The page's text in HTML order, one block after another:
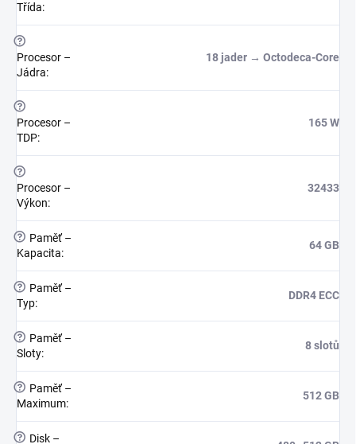
Třída:
?
Procesor –
Jádra:
18 jader → Octodeca-Core
?
Procesor –
TDP:
165 W
?
Procesor –
Výkon:
32433
?
Paměť –
Kapacita:
64 GB
?
Paměť –
Typ:
DDR4 ECC
?
Paměť –
Sloty:
8 slotů
?
Paměť –
Maximum:
512 GB
? Disk –